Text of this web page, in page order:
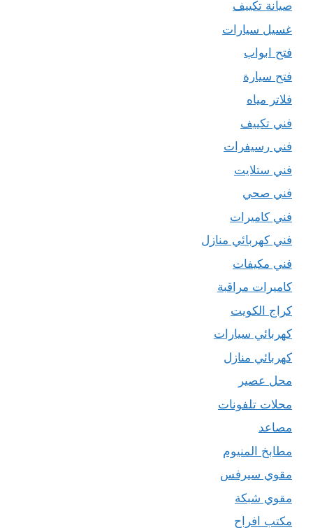
صيانة تكييف
غسيل سيارات
فتح ابواب
فتح سيارة
فلاتر مياه
فني تكييف
فني رسيفرات
فني ستلايت
فني صحي
فني كاميرات
فني كهربائي منازل
فني مكيفات
كاميرات مراقبة
كراج الكويت
كهربائي سيارات
كهربائي منازل
محل عصير
محلات تلفونات
مصاعد
مطابخ المنيوم
مقوي سيرفس
مقوي شبكة
مكتب افراح